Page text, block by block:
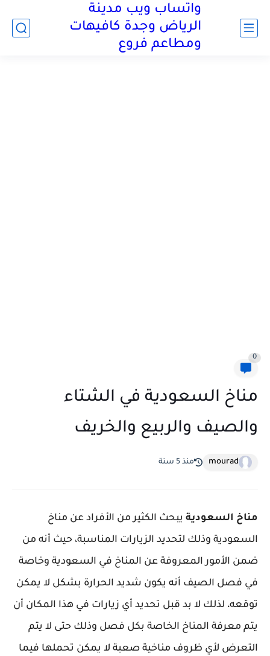
واتساب ويب مدينة
الرياض وجدة كافيهات
ومطاعم فروع
0
مناخ السعودية في الشتاء
والصيف والربيع والخريف
mourad منذ 5 سنة
مناخ السعودية يبحث الكثير من الأفراد عن مناخ
السعودية وذلك لتحديد الزيارات المناسبة، حيث أنه من
ضمن الأمور المعروفة عن المناخ في السعودية وخاصة
في فصل الصيف أنه يكون شديد الحرارة بشكل لا يمكن
توقعه، لذلك لا بد قبل تحديد أي زيارات في هذا المكان أن
يتم معرفة المناخ الخاصة بكل فصل وذلك حتى لا يتم
التعرض لأي ظروف مناخية صعبة لا يمكن تحملها فيما